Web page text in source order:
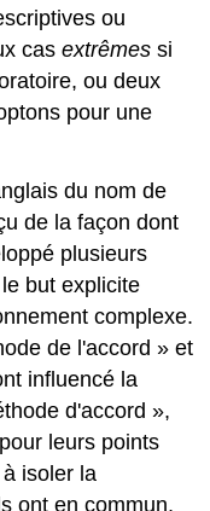
ou
casextrêmes si
ou deux
pour une
du nom de
de la façon dont
plusieurs
but explicite
complexe.
de l'accord » et
influencé la
d'accord »,
leurs points
isoler la
ont en commun,